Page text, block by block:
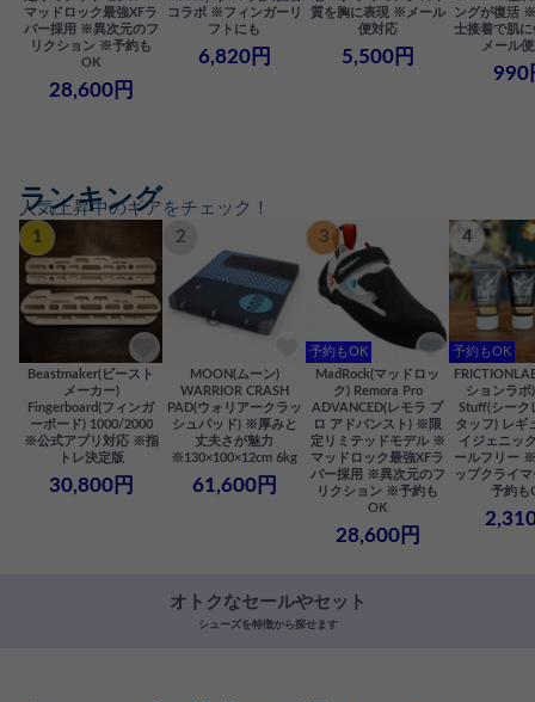
マッドロック最強XFラ
バー採用 ※異次元のフ
リクション ※予約も
OK
28,600円
コラボ ※フィンガーリ
フトにも
6,820円
質を胸に表現 ※メール
便対応
5,500円
ングが復活
士接着で肌
メール
990
人気上昇中のギアをチェック！
ランキング
1
Beastmaker(ビースト
メーカー)
Fingerboard(フィンガ
ーボード) 1000/2000
※公式アプリ対応 ※指
トレ決定版
30,800円
2
MOON(ムーン)
WARRIOR CRASH
PAD(ウォリアークラッ
シュパッド) ※厚みと
丈夫さが魅力
※130×100×12cm 6kg
61,600円
3
予約もOK
MadRock(マッドロッ
ク) Remora Pro
ADVANCED(レモラ プ
ロ アドバンスト) ※限
定リミテッドモデル ※
マッドロック最強XFラ
バー採用 ※異次元のフ
リクション ※予約も
OK
28,600円
4
予約もOK
ションラボ
Stuff(シーク
タッフ) レギ
イジェニッ
ールフリー
ップクライ
予約も
オトクなセールやセット
シューズを特徴から探せます